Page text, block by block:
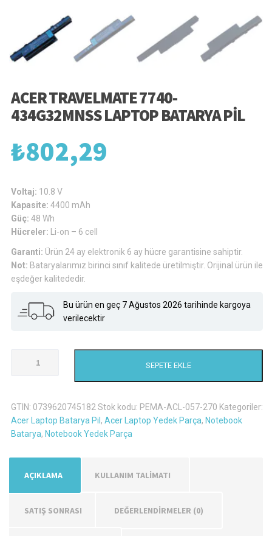
ACER TRAVELMATE 7740-
434G32MNSS LAPTOP BATARYA PIL
₺802,29
Voltaj: 10.8 V
Kapasite: 4400 mAh
Güç: 48 Wh
Hücreler:
Li-on – 6 cell
Garanti: Ürün 24 ay elektronik 6 ay hücre garantisine sahiptir.
Not: Bataryalarımız birinci sınıf kalitede üretilmiştir. Orijinal ürün ile
eşdeğer kalitededir.
Bu ürün en geç 7 Ağustos 2026 tarihinde kargoya
verilecektir
Travelmate
Laptop
Batarya
Pil
SEPETE EKLE
GTIN: 0739620745182 Stok kodu: PEMA-ACL-057-270 Kategoriler:
Acer Laptop Batarya Pil , Acer Laptop Yedek Parça, Notebook
Batarya, Notebook Yedek Parça
AÇIKLAMA KULLANIM TALİMATI
SATIŞ SONRASI DEĞERLENDIRMELER (0)